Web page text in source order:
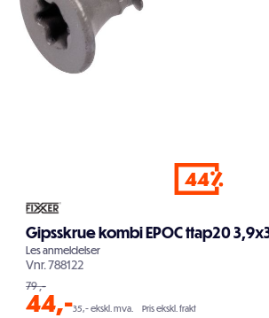
44
Gipsskrue kombi EPOC ttap20
Lesanmeldelser
Vnr.788122
79,-
44,-35,- ekskl. mva. Pris ekskl. frakt